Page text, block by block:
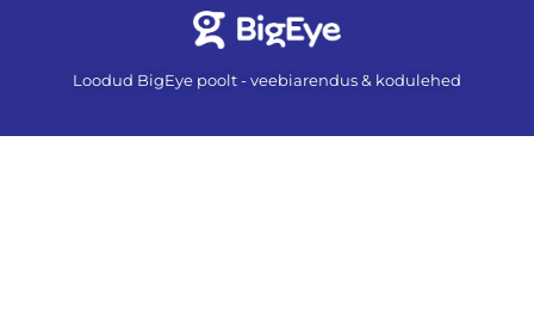
Loodud BigEye poolt - veebiarendus & kodulehed